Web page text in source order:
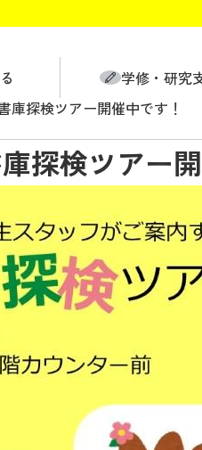
学修・研究
庫探検ツアー開催中です！
探検ツアー